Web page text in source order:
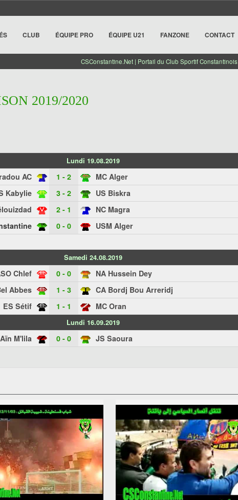
CLUB ÉQUIPE PRO ÉQUIPE U21 FANZONE CONTACT
CSConstantine.Net | Portail du Club Sportif Constantinois
2019/2020
Lundi 19.08.2019
AC 1 - 2 MC Alger
Kabylie 3 - 2 US Biskra
2 - 1 NC Magra
0 - 0 USM Alger
Samedi 24.08.2019
Chlef 0 - 0 NA Hussein Dey
Abbes 1 - 3 CA Bordj Bou Arreridj
ES Sétif 1 - 1 MC Oran
Lundi 16.09.2019
M'lila 0 - 0 JS Saoura